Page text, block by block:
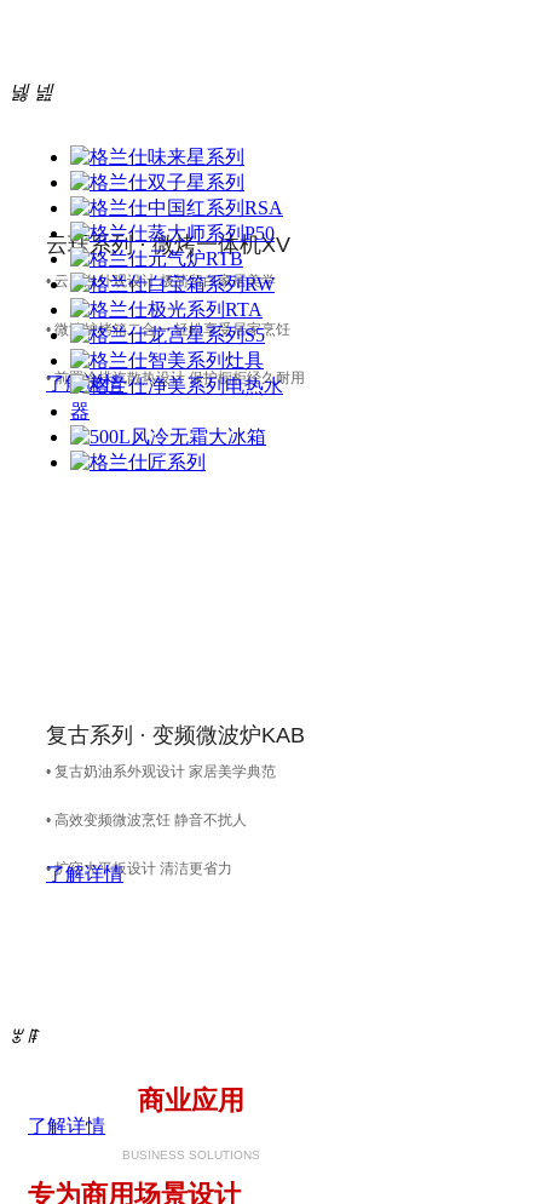
넳 넲
云珏系列 · 微烤一体机XV
• 云感白外观设计 极简留白家居美学
• 微波炉烤箱二合一 轻松享受居家烹饪
• 前置冷排汽散热设计 保护橱柜经久耐用
了解详情
复古系列 · 变频微波炉KAB
• 复古奶油系外观设计 家居美学典范
• 高效变频微波烹饪 静音不扰人
• 扩容大平板设计 清洁更省力
了解详情
ꂃ ꁹ
商业应用
BUSINESS SOLUTIONS
了解详情
专为商用场景设计